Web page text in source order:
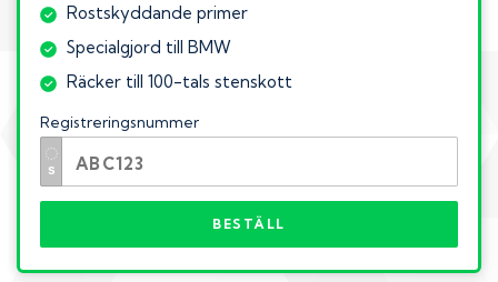
Rostskyddande primer
Specialgjord till BMW
Räcker till 100-tals stenskott
Registreringsnummer
BESTÄLL